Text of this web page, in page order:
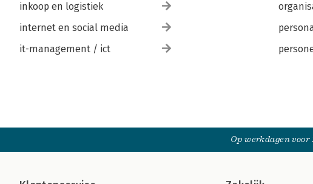
inkoop en logistiek
internet en social media
it-management / ict
Op werkdagen